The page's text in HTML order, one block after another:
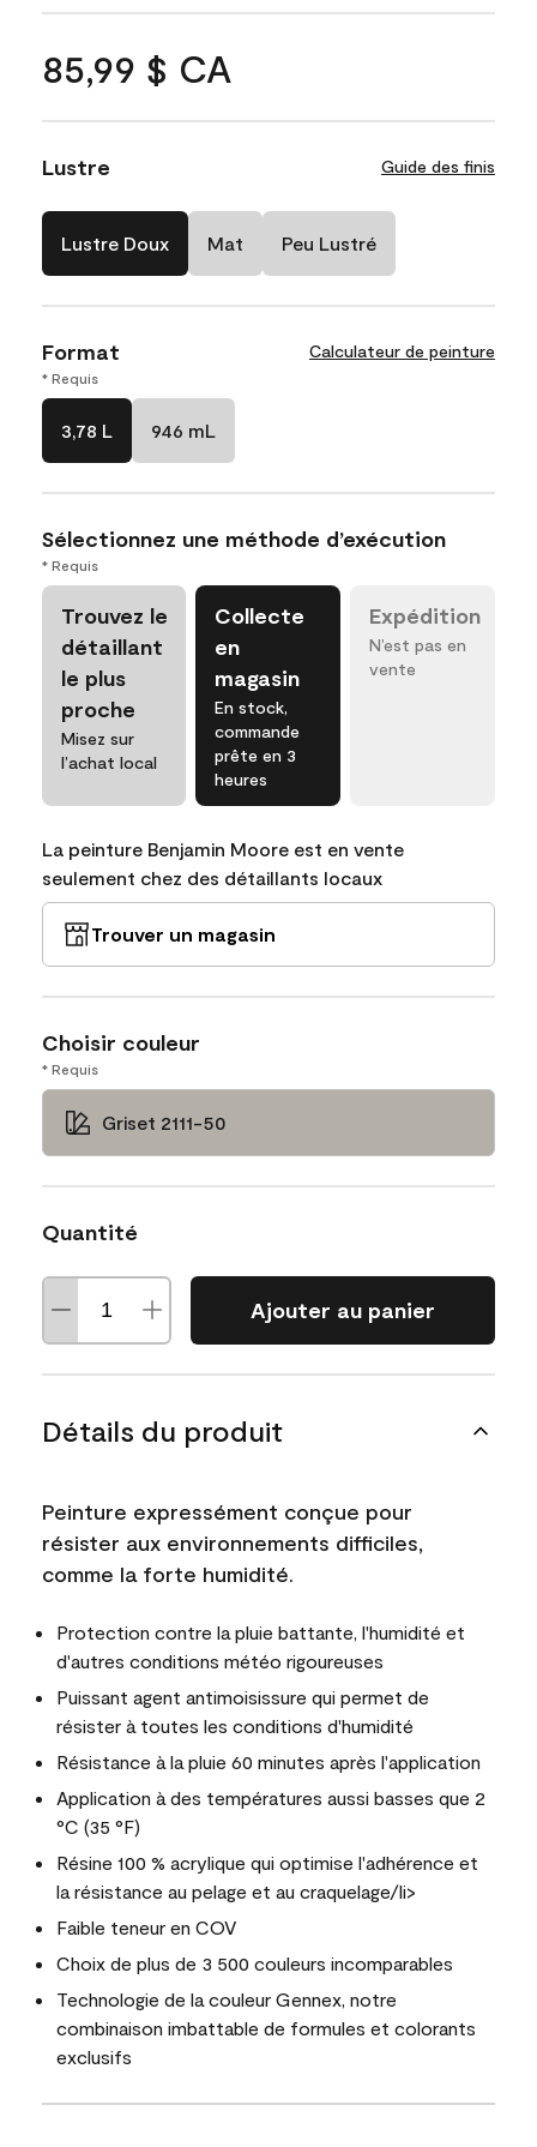
85,99 $ CA
Lustre Guide des finis
Lustre Doux Mat Peu Lustré
Format Calculateur de peinture
* Requis
3,78 L 946 mL
Sélectionnez une méthode d’exécution
* Requis
Trouvez le
détaillant
le plus
proche
Misez sur
l’achat local
Collecte
en
magasin
En stock,
commande
prête en 3
heures
Expédition
N’est pas en
vente
La peinture Benjamin Moore est en vente
seulement chez des détaillants locaux
Trouver un magasin
Choisir couleur
* Requis
Griset 2111-50
Quantité
Ajouter au panier
Détails du produit
Peinture expressément conçue pour
résister aux environnements difficiles,
comme la forte humidité.
Protection contre la pluie battante, l'humidité et
d'autres conditions météo rigoureuses
Puissant agent antimoisissure qui permet de
résister à toutes les conditions d'humidité
Résistance à la pluie 60 minutes après l'application
Application à des températures aussi basses que 2
°C (35 °F)
Résine 100 % acrylique qui optimise l'adhérence et
la résistance au pelage et au craquelage/li>
Faible teneur en COV
Choix de plus de 3 500 couleurs incomparables
Technologie de la couleur Gennex, notre
combinaison imbattable de formules et colorants
exclusifs